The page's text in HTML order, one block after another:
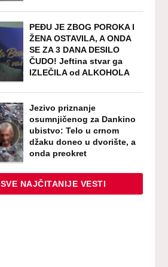
PEĐU JE ZBOG POROKA I
ŽENA OSTAVILA, A ONDA
SE ZA 3 DANA DESILO
ČUDO! Jeftina stvar ga
IZLEČILA od ALKOHOLA
Jezivo priznanje
osumnjičenog za Dankino
ubistvo: Telo u crnom
džaku doneo u dvorište, a
onda preokret
SVE NAJČITANIJE VESTI